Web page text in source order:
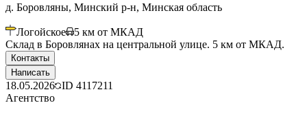
д. Боровляны, Минский р-н, Минская область
Логойское 5 км от МКАД
Склад в Боровлянах на центральной улице. 5 км от МКАД.
Контакты
Написать
18.05.2026 ID 4117211
Агентство